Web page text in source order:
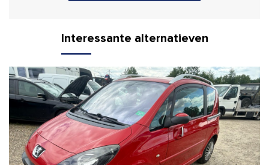
Interessante alternatieven